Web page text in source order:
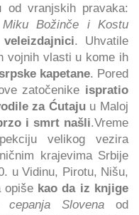
od vranjskih pravaka:
Božinče i Kostu
veleizdajnici. Uhvatile
vojnih vlasti u kome ih
kapetane. Pored
zatočenike ispratio
za Ćutajuu Maloj
i smrt našli.Vreme
velikog vezira
krajevima Srbije
u Vidinu, Pirotu, Nišu,
opiše kao da iz knjige
Slovenaod